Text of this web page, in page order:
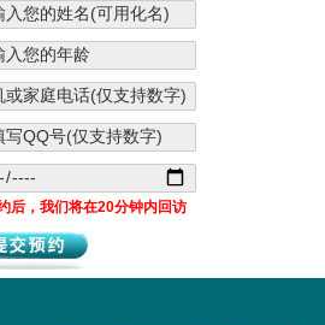
后，我们将在20分钟内回访